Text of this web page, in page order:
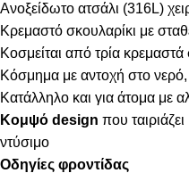
Ανοξείδωτο ατσάλι (316L)
Κρεμαστό σκουλαρίκι με
Κοσμείται από τρία κρεμαστά
Κόσμημα με αντοχή στο νερό,
Κατάλληλο και για άτομα με
Κομψό design που ταιριάζει
ντύσιμο
Οδηγίες φροντίδας